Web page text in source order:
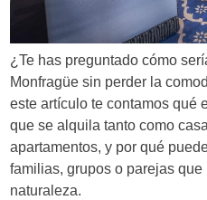
t
r
a
d
a
s
¿Te has preguntado cómo
Monfragüe sin perder la
este artículo te contamos qué
que se alquila tanto como
apartamentos, y por qué
familias, grupos o parejas
naturaleza.